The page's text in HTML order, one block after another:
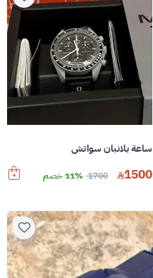
ساعة بلانبان سواتش
1500
1700 11% خصم